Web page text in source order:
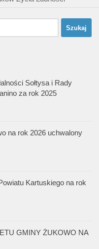
Sołtysa i Rady
za rok 2025
na rok 2026 uchwalony
Kartuskiego na rok
GMINY ŻUKOWO NA